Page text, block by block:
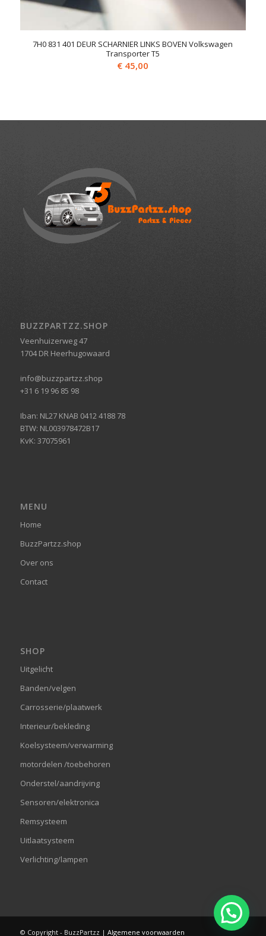
7H0 831 401 DEUR SCHARNIER LINKS BOVEN Volkswagen
Transporter T5
€ 45,00
BUZZPARTZZ.SHOP
Veenhuizerweg 47
1704 DR Heerhugowaard
info@buzzpartzz.shop
+31 6 19 96 85 98
Iban: NL27 KNAB 0412 4188 78
BTW: NL003978472B17
KvK: 37075961
MENU
Home
BuzzPartzz.shop
Over ons
Contact
SHOP
Uitgelicht
Banden/velgen
Carrosserie/plaatwerk
Interieur/bekleding
Koelsysteem/verwarming
motordelen /toebehoren
Onderstel/aandrijving
Sensoren/elektronica
Remsysteem
Uitlaatsysteem
Verlichting/lampen
© Copyright - BuzzPartzz | Algemene voorwaarden